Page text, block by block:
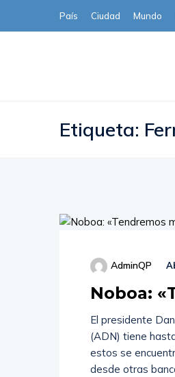
País Ciudad Mundo
Etiqueta:
AdminQP
Noboa:
El presidente
(ADN) tiene
estos se
desde otras